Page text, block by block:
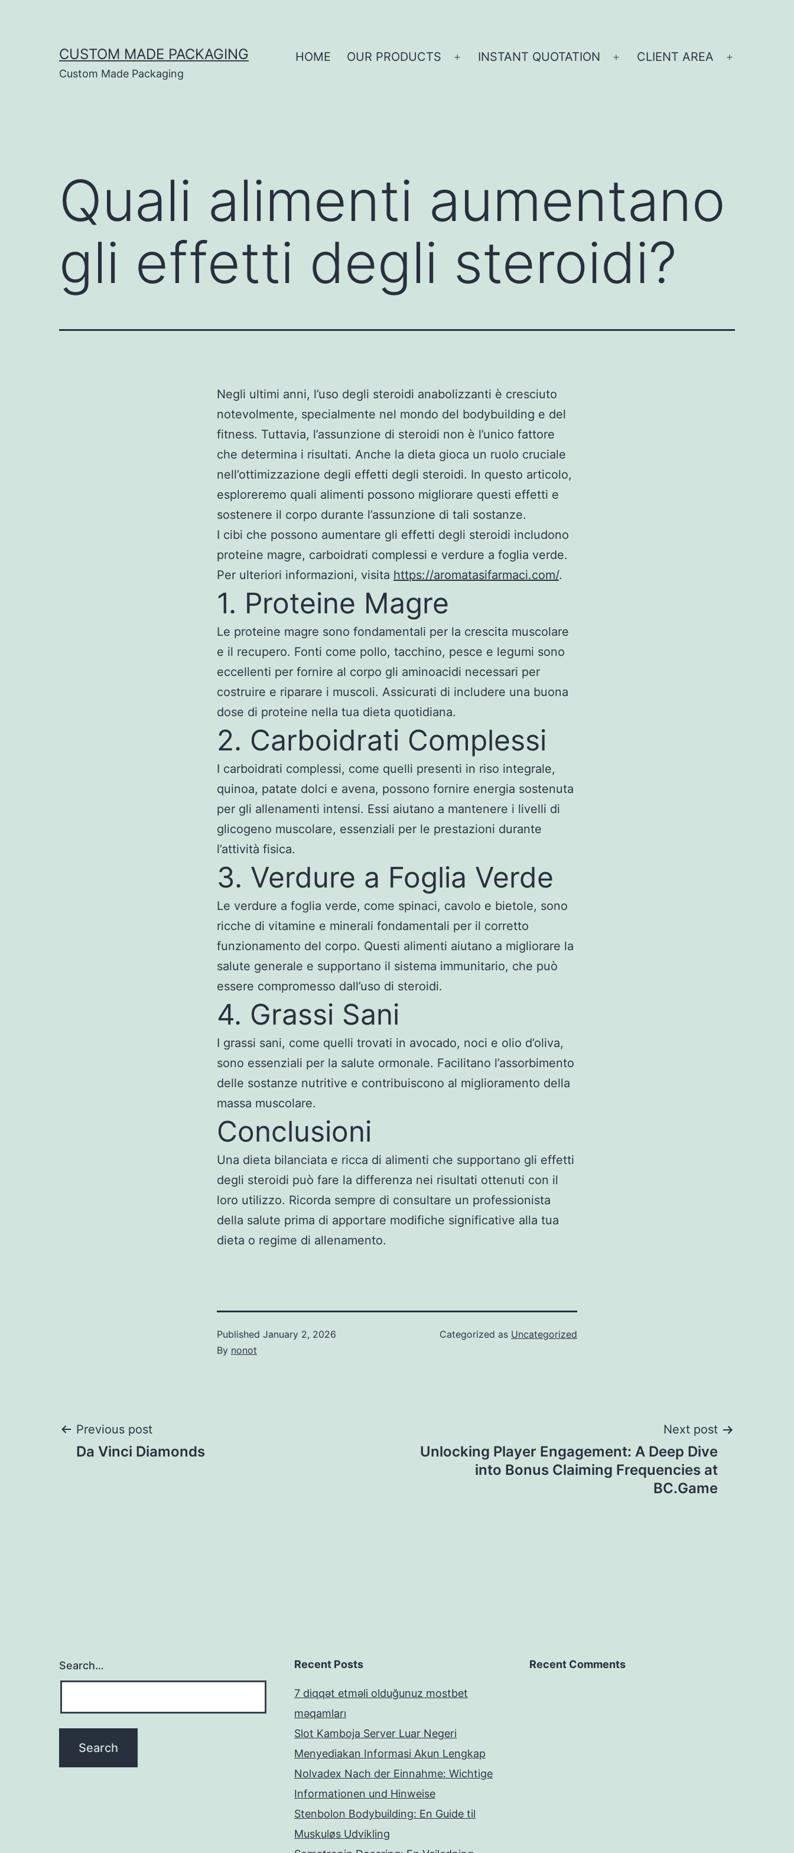
CUSTOM MADE PACKAGING
Custom Made Packaging
HOME OUR PRODUCTS INSTANT QUOTATION CLIENT AREA
Quali alimenti aumentano
gli effetti degli steroidi?
Negli ultimi anni, l’uso degli steroidi anabolizzanti è cresciuto
notevolmente, specialmente nel mondo del bodybuilding e del
fitness. Tuttavia, l’assunzione di steroidi non è l’unico fattore
che determina i risultati. Anche la dieta gioca un ruolo cruciale
nell’ottimizzazione degli effetti degli steroidi. In questo articolo,
esploreremo quali alimenti possono migliorare questi effetti e
sostenere il corpo durante l’assunzione di tali sostanze.
I cibi che possono aumentare gli effetti degli steroidi includono
proteine magre, carboidrati complessi e verdure a foglia verde.
Per ulteriori informazioni, visita https://aromatasifarmaci.com/.
1. Proteine Magre
Le proteine magre sono fondamentali per la crescita muscolare
e il recupero. Fonti come pollo, tacchino, pesce e legumi sono
eccellenti per fornire al corpo gli aminoacidi necessari per
costruire e riparare i muscoli. Assicurati di includere una buona
dose di proteine nella tua dieta quotidiana.
2. Carboidrati Complessi
I carboidrati complessi, come quelli presenti in riso integrale,
quinoa, patate dolci e avena, possono fornire energia sostenuta
per gli allenamenti intensi. Essi aiutano a mantenere i livelli di
glicogeno muscolare, essenziali per le prestazioni durante
l’attività fisica.
3. Verdure a Foglia Verde
Le verdure a foglia verde, come spinaci, cavolo e bietole, sono
ricche di vitamine e minerali fondamentali per il corretto
funzionamento del corpo. Questi alimenti aiutano a migliorare la
salute generale e supportano il sistema immunitario, che può
essere compromesso dall’uso di steroidi.
4. Grassi Sani
I grassi sani, come quelli trovati in avocado, noci e olio d’oliva,
sono essenziali per la salute ormonale. Facilitano l’assorbimento
delle sostanze nutritive e contribuiscono al miglioramento della
massa muscolare.
Conclusioni
Una dieta bilanciata e ricca di alimenti che supportano gli effetti
degli steroidi può fare la differenza nei risultati ottenuti con il
loro utilizzo. Ricorda sempre di consultare un professionista
della salute prima di apportare modifiche significative alla tua
dieta o regime di allenamento.
Published January 2, 2026
By nonot
Categorized as Uncategorized
Previous post
Da Vinci Diamonds
Next post
Unlocking Player Engagement: A Deep Dive
into Bonus Claiming Frequencies at
BC.Game
Search… Recent Posts
7 diqqət etməli olduğunuz mostbet
məqamları
Slot Kamboja Server Luar Negeri
Menyediakan Informasi Akun Lengkap
Nolvadex Nach der Einnahme: Wichtige
Informationen und Hinweise
Stenbolon Bodybuilding: En Guide til
Muskuløs Udvikling
Recent Comments